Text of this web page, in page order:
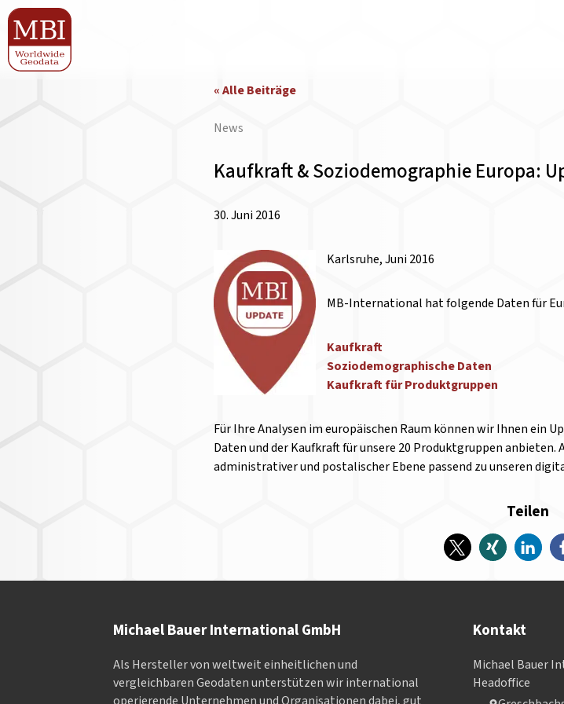
« Alle Beiträge
News
Kaufkraft & Soziodemographie Europa:
30. Juni 2016
Karlsruhe, Juni 2016
MB-International hat folgende Daten für
Kaufkraft
Soziodemographische Daten
Kaufkraft für Produktgruppen
Für Ihre Analysen im europäischen Raum können wir Ihnen ein
Daten und der Kaufkraft für unsere 20 Produktgruppen anbieten.
administrativer und postalischer Ebene passend zu unseren
Teilen
Michael Bauer International GmbH
Als Hersteller von weltweit einheitlichen und
vergleichbaren Geodaten un­ter­stüt­zen wir in­ter­na­tional
Kontakt
Michael Bauer
Headoffice